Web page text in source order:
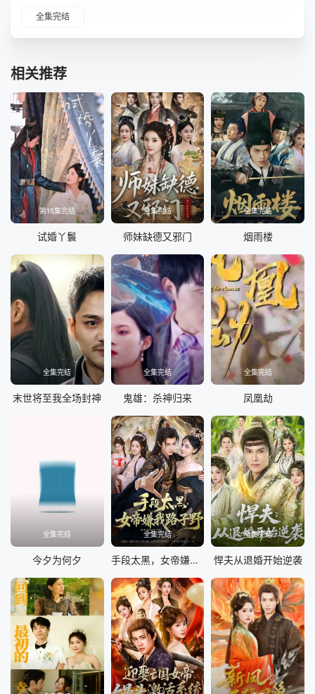
全集完结
相关推荐
第15集完结
试婚丫鬟
全集完结
师妹缺德又邪门
全集完结
烟雨楼
全集完结
末世将至我全场封神
全集完结
鬼雄：杀神归来
全集完结
凤凰劫
全集完结
今夕为何夕
全集完结
手段太黑，女帝嫌我路子野
全集完结
悍夫从退婚开始逆袭